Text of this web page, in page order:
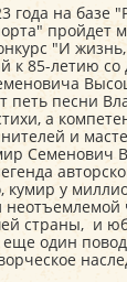
года на базе
пройдет
"И
к 85-летию со
петь песни
а
и
Семенович
кумир у
неотъемлемой
страны, и
один